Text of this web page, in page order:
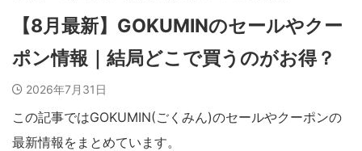
【8月最新】GOKUMINのセールやクー
ポン情報｜結局どこで買うのがお得？
2026年7月31日
この記事ではGOKUMIN(ごくみん)のセールやクーポンの
最新情報をまとめています。